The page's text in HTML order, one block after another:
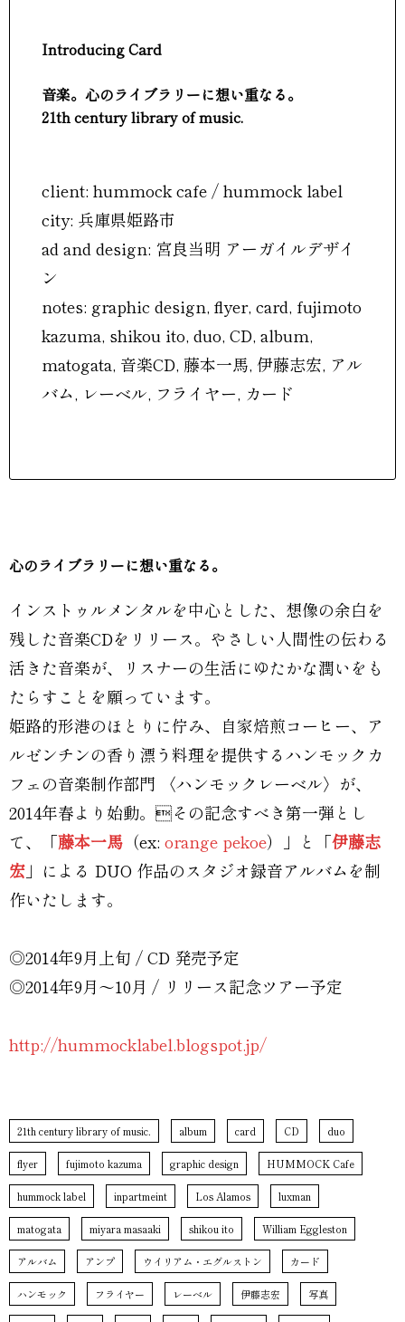
Introducing Card
音楽。心のライブラリーに想い重なる。
21th century library of music.
client: hummock cafe / hummock label
city: 兵庫県姫路市
ad and design: 宮良当明 アーガイルデザイ
ン
notes: graphic design, flyer, card, fujimoto
kazuma, shikou ito, duo, CD, album,
matogata, 音楽CD, 藤本一馬, 伊藤志宏, アル
バム, レーベル, フライヤー, カード
心のライブラリーに想い重なる。
インストゥルメンタルを中心とした、想像の余白を
残した音楽CDをリリース。やさしい人間性の伝わる
活きた音楽が、リスナーの生活にゆたかな潤いをも
たらすことを願っています。
姫路的形港のほとりに佇み、自家焙煎コーヒー、ア
ルゼンチンの香り漂う料理を提供するハンモックカ
フェの音楽制作部門 〈ハンモックレーベル〉が、
2014年春より始動。その記念すべき第一弾とし
て、「藤本一馬 （ex: orange pekoe）」と「伊藤志
宏 」による DUO 作品のスタジオ録音アルバムを制
作いたします。
◎2014年9月上旬 / CD 発売予定
◎2014年9月〜10月 / リリース記念ツアー予定
http://hummocklabel.blogspot.jp/
21th century library of music. album card CD duo
flyer fujimoto kazuma graphic design HUMMOCK Cafe
hummock label inpartmeint Los Alamos luxman
matogata miyara masaaki shikou ito William Eggleston
アルバム アンプ ウイリアム・エグルストン カード
ハンモック フライヤー レーベル 伊藤志宏 写真